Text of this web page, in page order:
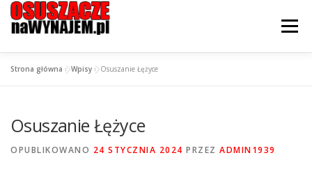
Przejdź
treści
Menu
JAK WYPOŻYCZYĆ? KONTAKT I LOKALIZACJE
Strona główna »Wpisy »Osuszanie Łężyce
Osuszanie Łężyce
OPUBLIKOWANO 24 STYCZNIA 2024 PRZEZ ADMIN1939